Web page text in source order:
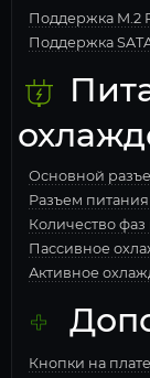
Поддержка M.2
Поддержка
Основной
Разъем
Количество фаз
Пассивное
Активное
Кнопки на плате